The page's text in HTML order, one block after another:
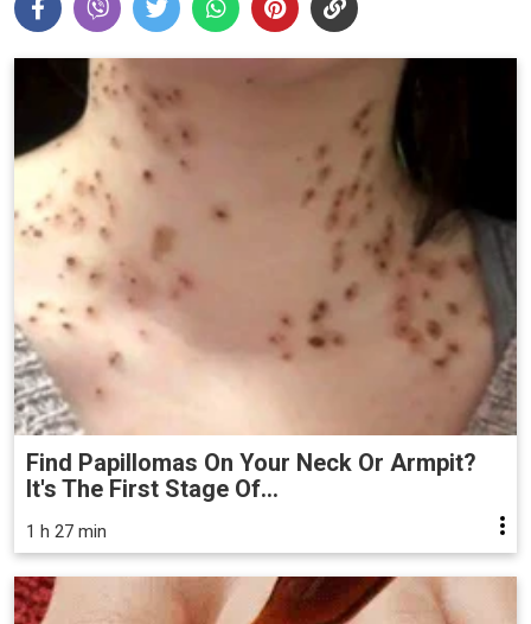
Find Papillomas On Your Neck Or Armpit?
It's The First Stage Of...
1 h 27 min